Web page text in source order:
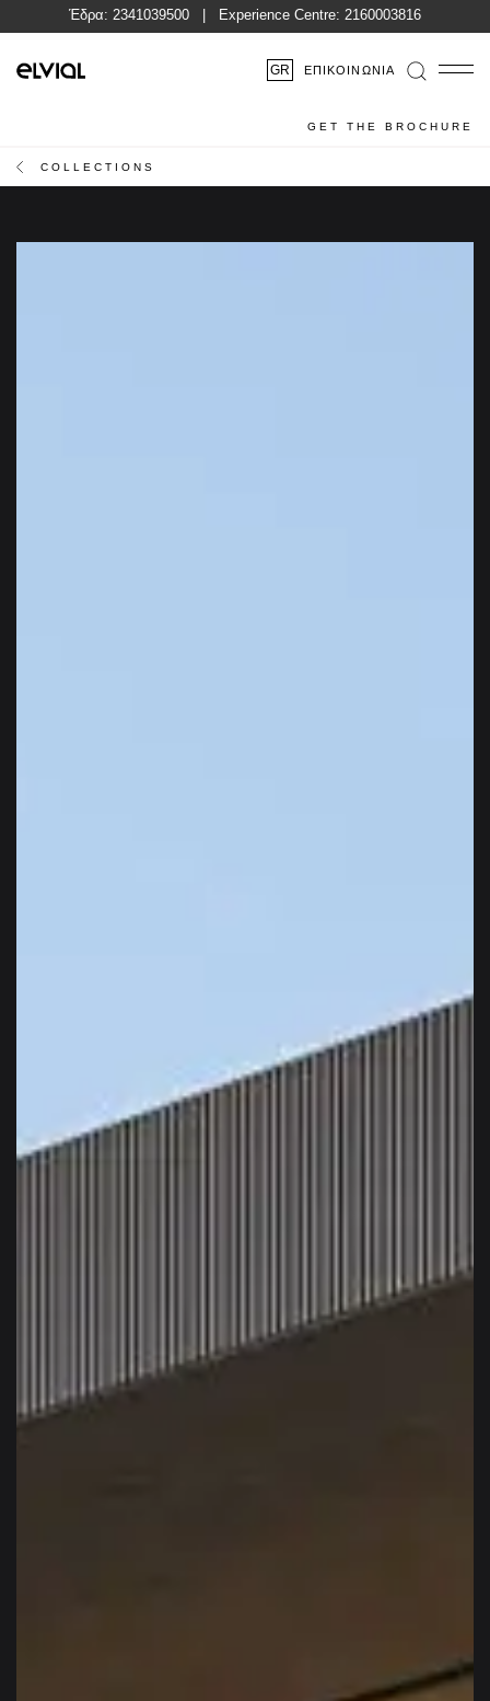
Έδρα: 2341039500 | Experience Centre: 2160003816
GR ΕΠΙΚΟΙΝΩΝΊΑ
GET THE BROCHURE
COLLECTIONS